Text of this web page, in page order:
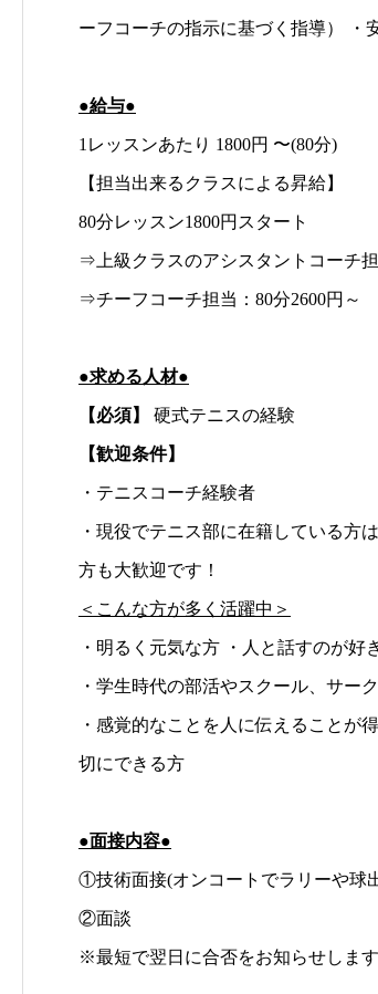
ーフコーチの指示に基づく指導） ・
●給与●
1レッスンあたり 1800円 〜(80分)
【担当出来るクラスによる昇給】
80分レッスン1800円スタート
⇒上級クラスのアシスタントコーチ担
⇒チーフコーチ担当：80分2600円～
●求める人材●
【必須】 硬式テニスの経験
【歓迎条件】
・テニスコーチ経験者
・現役でテニス部に在籍している方
方も大歓迎です！
＜こんな方が多く活躍中＞
・明るく元気な方 ・人と話すのが
・学生時代の部活やスクール、サー
・感覚的なことを人に伝えることが
切にできる方
●面接内容●
①技術面接(オンコートでラリーや球
②面談
※最短で翌日に合否をお知らせします